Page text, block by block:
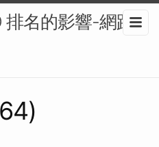
排名的影響-網路